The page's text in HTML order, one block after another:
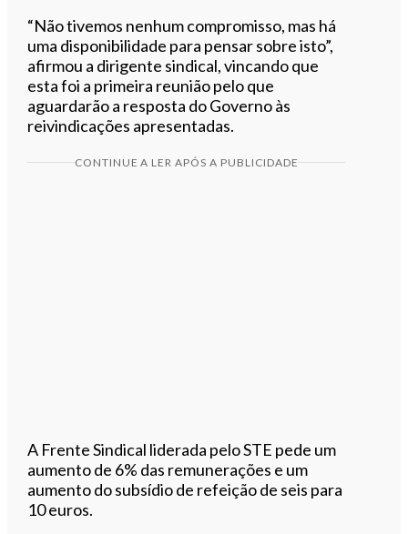
“Não tivemos nenhum compromisso, mas há
uma disponibilidade para pensar sobre isto”,
afirmou a dirigente sindical, vincando que
esta foi a primeira reunião pelo que
aguardarão a resposta do Governo às
reivindicações apresentadas.
CONTINUE A LER APÓS A PUBLICIDADE
A Frente Sindical liderada pelo STE pede um
aumento de 6% das remunerações e um
aumento do subsídio de refeição de seis para
10 euros.